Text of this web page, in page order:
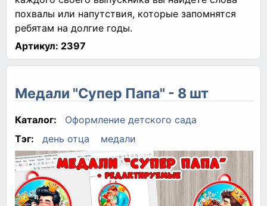
похвалы или напутствия, которые запомнятся
ребятам на долгие годы.
Артикул: 2397
Медали "Супер Папа" - 8 шт
Каталог:
Оформление детского сада
Тэг:
день отца медали